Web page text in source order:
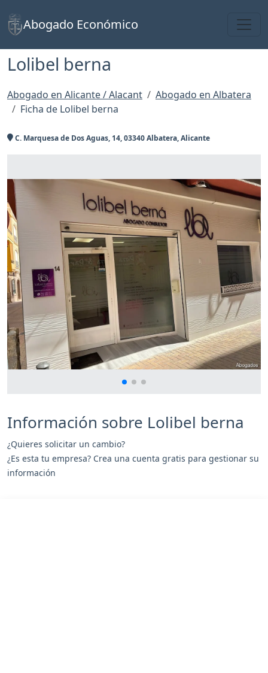
Abogado Económico
Lolibel berna
Abogado en Alicante / Alacant
Abogado en Albatera
Ficha de Lolibel berna
C. Marquesa de Dos Aguas, 14, 03340 Albatera, Alicante
Información sobre Lolibel berna
¿Quieres solicitar un cambio?
¿Es esta tu empresa? Crea una cuenta gratis para gestionar su
información